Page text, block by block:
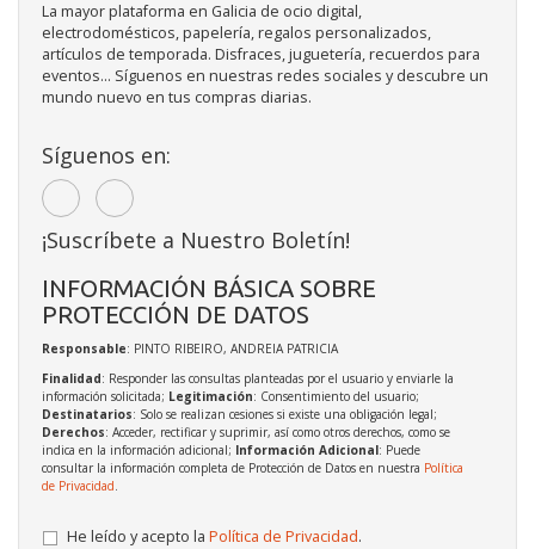
La mayor plataforma en Galicia de ocio digital,
electrodomésticos, papelería, regalos personalizados,
artículos de temporada. Disfraces, juguetería, recuerdos para
eventos... Síguenos en nuestras redes sociales y descubre un
mundo nuevo en tus compras diarias.
Síguenos en:
¡Suscríbete a Nuestro Boletín!
INFORMACIÓN BÁSICA SOBRE
PROTECCIÓN DE DATOS
Responsable: PINTO RIBEIRO, ANDREIA PATRICIA
Finalidad: Responder las consultas planteadas por el usuario y enviarle la
información solicitada; Legitimación: Consentimiento del usuario;
Destinatarios: Solo se realizan cesiones si existe una obligación legal;
Derechos: Acceder, rectificar y suprimir, así como otros derechos, como se
indica en la información adicional; Información Adicional: Puede
consultar la información completa de Protección de Datos en nuestra Política
de Privacidad.
He leído y acepto la Política de Privacidad.